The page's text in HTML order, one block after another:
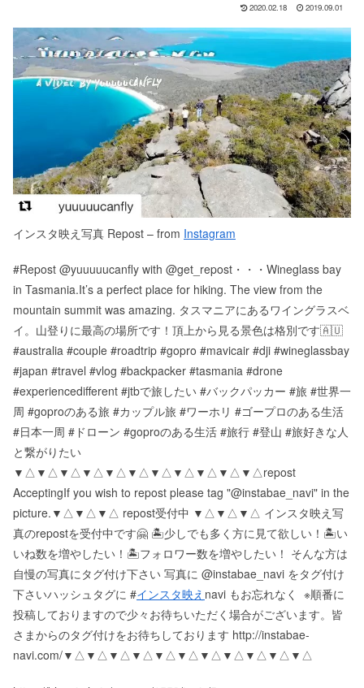
2020.02.18 2019.09.01
インスタ映え写真 Repost – from Instagram
#Repost @yuuuuucanfly with @get_repost・・・Wineglass bay
in Tasmania.It’s a perfect place for hiking. The view from the
mountain summit was amazing. タスマニアにあるワイングラスベ
イ。山登りに最高の場所です！頂上から見る景色は格別です🇦🇺
#australia #couple #roadtrip #gopro #mavicair #dji #wineglassbay
#japan #travel #vlog #backpacker #tasmania #drone
#experiencedifferent #jtbで旅したい #バックパッカー #旅 #世界一
周 #goproのある旅 #カップル旅 #ワーホリ #ゴープロのある生活
#日本一周 #ドローン #goproのある生活 #旅行 #登山 #旅好きな人
と繋がりたい
▼△▼△▼△▼△▼△▼△▼△▼△▼△▼△▼△ repost
Accepting If you wish to repost please tag "@instabae_navi" in the
picture. ▼△▼△▼△ repost受付中 ▼△▼△▼△ インスタ映え写
真のrepostを受付中です🤗 🏝少しでも多く方に見て欲しい！ 🏝い
いね数を増やしたい！ 🏝フォロワー数を増やしたい！ そんな方は
自慢の写真にタグ付け下さい 写真に @instabae_navi をタグ付け
下さい️ ハッシュタグに #インスタ映え navi もお忘れなく ️ ※順番に
投稿しておりますので少々お待ちいただく場合がございます。 皆
さまからのタグ付けをお待ちしております http://instabae-
navi.com/ ▼△▼△▼△▼△▼△▼△▼△▼△▼△▼△▼△